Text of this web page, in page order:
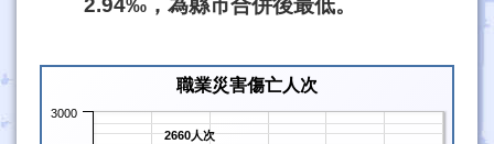
職業災害傷亡人次
2660人次
3000